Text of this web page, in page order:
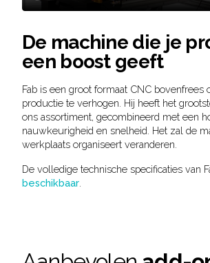
De machine die je
een boost geeft
Fab is een groot formaat CNC bovenfrees
productie te verhogen. Hij heeft het
ons assortiment, gecombineerd met een
nauwkeurigheid en snelheid. Het zal de
werkplaats organiseert veranderen.
De volledige technische specificaties van
beschikbaar